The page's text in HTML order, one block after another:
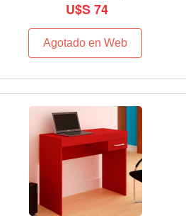
U$S 74
Agotado en Web